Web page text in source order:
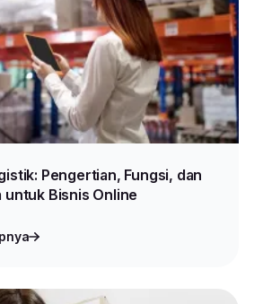
Pengertian, Fungsi, dan
untuk Bisnis Online